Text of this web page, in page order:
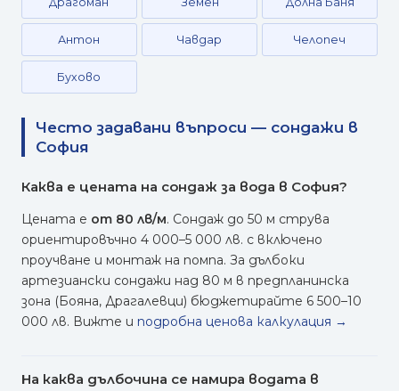
Антон Чавдар Челопеч
Бухово
Често задавани въпроси — сондажи в
София
Каква е цената на сондаж за вода в София?
Цената е от 80 лв/м. Сондаж до 50 м струва
ориентировъчно 4 000–5 000 лв. с включено
проучване и монтаж на помпа. За дълбоки
артезиански сондажи над 80 м в предпланинска
зона (Бояна, Драгалевци) бюджетирайте 6 500–10
000 лв. Вижте и подробна ценова калкулация →
На каква дълбочина се намира водата в